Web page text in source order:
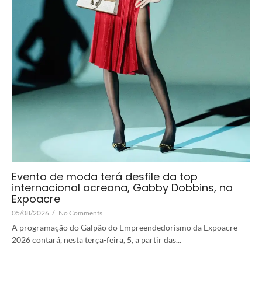
Evento de moda terá desfile da top
internacional acreana, Gabby Dobbins, na
Expoacre
05/08/2026 / No Comments
A programação do Galpão do Empreendedorismo da Expoacre
2026 contará, nesta terça-feira, 5, a partir das...